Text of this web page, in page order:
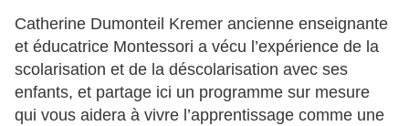
Catherine Dumonteil Kremer ancienne enseignante
et éducatrice Montessori a vécu l’expérience de la
scolarisation et de la déscolarisation avec ses
enfants, et partage ici un programme sur mesure
qui vous aidera à vivre l’apprentissage comme une